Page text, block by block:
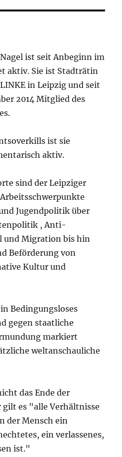
ist seitAnbeginn im
aktiv. Sie ist Stadträtin
in Leipzig und seit
2014 Mitglied des
ist sie
aktiv.
sind der Leipziger
Jugendpolitik über
, Anti-
und Migration bis hin
Beförderung von
Kultur und
Bedingungsloses
gegen staatliche
markiert
weltanschauliche
das Ende der
gilt es "alle Verhältnisse
der Mensch ein
ein verlassenes,
ist."